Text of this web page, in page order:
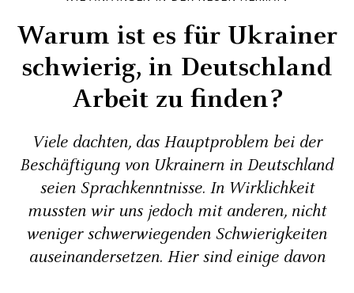
Warum ist es für Ukrainer
schwierig, in Deutschland
Arbeit zu finden?
Viele dachten, das Hauptproblem bei der
Beschäftigung von Ukrainern in Deutschland
seien Sprachkenntnisse. In Wirklichkeit
mussten wir uns jedoch mit anderen, nicht
weniger schwerwiegenden Schwierigkeiten
auseinandersetzen. Hier sind einige davon